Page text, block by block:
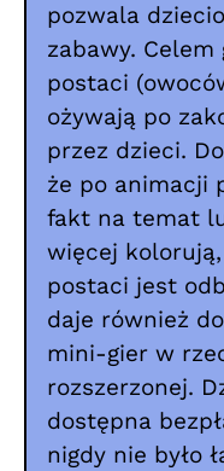
pozwala
zabawy.
postaci
ożywają po
przez dzieci.
że po animacji
fakt na temat
więcej
postaci jest
daje również
mini-gier w
rozszerzonej.
dostępna
nigdy nie było